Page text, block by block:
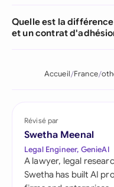
Quelle est la
et un contrat
Accueil France
Révisé par
Swetha Meenal
Legal Engineer, GenieAI
A lawyer, legal
Swetha has built AI